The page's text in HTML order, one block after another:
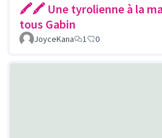
🖍🖍 Une tyrolienne à la
tous Gabin
JoyceKana 1 0